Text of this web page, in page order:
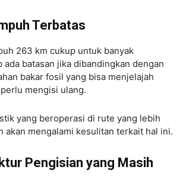
Terbatas
263 km cukup untuk banyak
ada batasan jika dibandingkan dengan
bakar fosil yang bisa menjelajah
mengisi ulang.
yang beroperasi di rute yang lebih
akan mengalami kesulitan terkait hal ini.
Pengisian yang Masih